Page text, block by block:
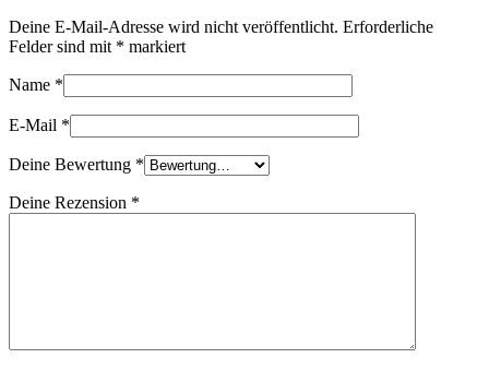
Deine E-Mail-Adresse wird nicht veröffentlicht. Erforderliche
Felder sind mit * markiert
Name *
E-Mail *
Deine Bewertung *
Deine Rezension *